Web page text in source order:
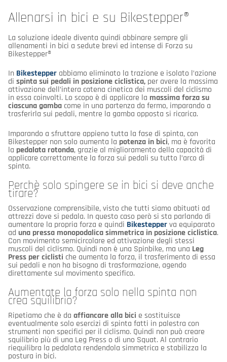
Allenarsi in bici e su Bikestepper®
La soluzione ideale diventa quindi abbinare sempre gli
allenamenti in bici a sedute brevi ed intense di Forza su
Bikestepper®
In Bikestepper abbiamo eliminato la trazione e isolato l’azione
di spinta sui pedali in posizione ciclistica, per avere la massima
attivazione dell’intera catena cinetica dei muscoli del ciclismo
in essa coinvolti. Lo scopo è di applicare la massima forza su
ciascuna gamba come in una partenza da fermo, imparando a
trasferirla sui pedali, mentre la gamba opposta si ricarica.
Imparando a sfruttare appieno tutta la fase di spinta, con
Bikestepper non solo aumenta la potenza in bici, ma è favorita
la pedalata rotonda, grazie al miglioramento della capacità di
applicare correttamente la forza sui pedali su tutto l’arco di
spinta.
Perchè solo spingere se in bici si deve anche
tirare?
Osservazione comprensibile, visto che tutti siamo abituati ad
attrezzi dove si pedala. In questo caso però si sta parlando di
aumentare la propria forza e quindi Bikestepperva equiparato
ad una pressa monopodalica simmetrica in posizione ciclistica.
Con movimento semicircolare ed attivazione degli stessi
muscoli del ciclismo. Quindi non è una Spinbike, ma una Leg
Press per ciclisti che aumenta la forza, il trasferimento di essa
sui pedali e non ha bisogno di trasformazione, agendo
direttamente sul movimento specifico.
Aumentate la forza solo nella spinta non
crea squilibrio?
Ripetiamo che è da affiancare alla bici e sostituisce
eventualmente solo esercizi di spinta fatti in palestra con
strumenti non specifici per il ciclismo. Quindi non può creare
squilibrio più di una Leg Press o di uno Squat. Al contrario
riequilibra la pedalata rendendola simmetrica e stabilizza la
postura in bici.